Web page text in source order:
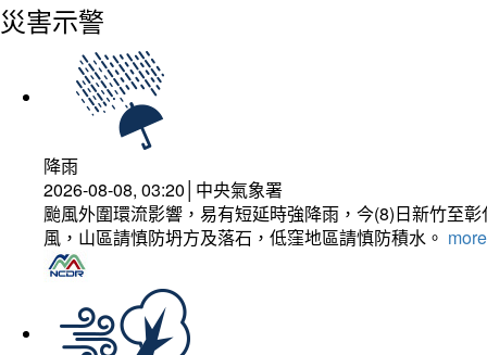
災害示警
降雨
2026-08-08, 03:20│中央氣象署
颱風外圍環流影響，易有短延時強降雨，今(8)日新竹至
風，山區請慎防坍方及落石，低窪地區請慎防積水。